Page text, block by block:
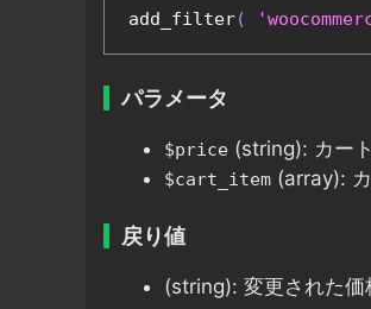
add_filter(
パラメータ
$price (string): カー
$cart_item (array):
戻り値
(string): 変更された価